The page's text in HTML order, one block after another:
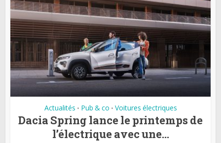
Actualités • Pub & co • Voitures électriques
Dacia Spring lance le printemps de
l’électrique avec une...